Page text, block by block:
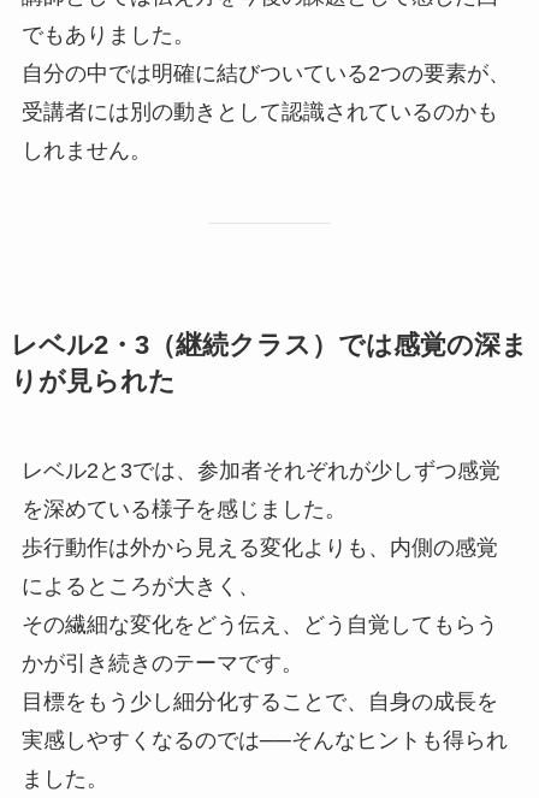
でもありました。
自分の中では明確に結びついている2つの要素が、
受講者には別の動きとして認識されているのかも
しれません。
レベル2・3（継続クラス）では感覚の深ま
りが見られた
レベル2と3では、参加者それぞれが少しずつ感覚
を深めている様子を感じました。
歩行動作は外から見える変化よりも、内側の感覚
によるところが大きく、
その繊細な変化をどう伝え、どう自覚してもらう
かが引き続きのテーマです。
目標をもう少し細分化することで、自身の成長を
実感しやすくなるのでは──そんなヒントも得られ
ました。